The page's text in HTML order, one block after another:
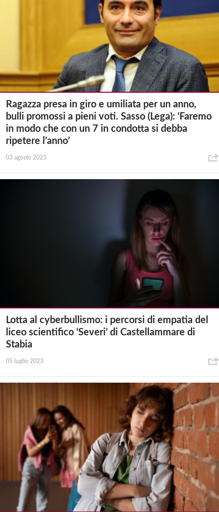
Ragazza presa in giro e umiliata per un anno,
bulli promossi a pieni voti. Sasso (Lega): ‘Faremo
in modo che con un 7 in condotta si debba
ripetere l’anno’
03 agosto 2023
Lotta al cyberbullismo: i percorsi di empatia del
liceo scientifico ‘Severi’ di Castellammare di
Stabia
05 luglio 2023